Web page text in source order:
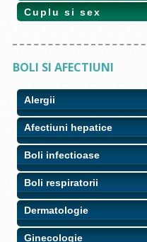
Cuplu si sex
BOLI SI AFECTIUNI
Alergii
Afectiuni hepatice
Boli infectioase
Boli respiratorii
Dermatologie
Ginecologie